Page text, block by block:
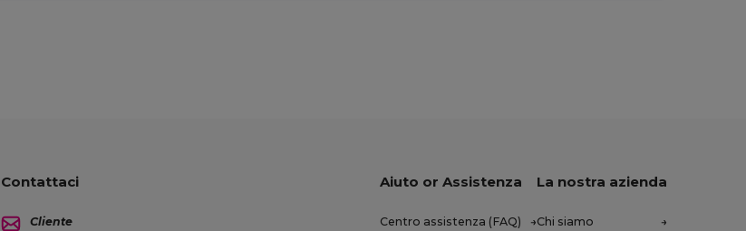
Contattaci
Cliente
Aiuto or Assistenza
Centro assistenza (FAQ)
La nostra azienda
Chi siamo